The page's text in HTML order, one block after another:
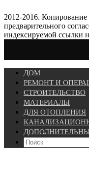
2012-2016. Копирование
предварительного
индексируемой ссылки
ДОМ
РЕМОНТ И
СТРОИТЕЛЬСТВО
МАТЕРИАЛЫ
ДЛЯ ОТОПЛЕНИЯ